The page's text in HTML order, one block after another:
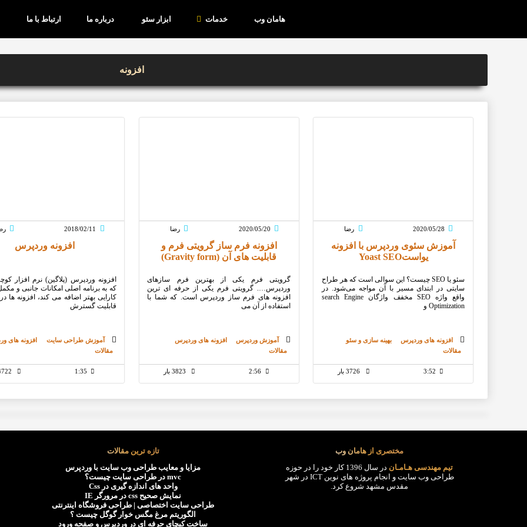
هامان وب خدمات ابزار سئو درباره ما ارتباط با ما
افزونه
2020/05/28 رضا
آموزش سئوی وردپرس با افزونه
یواستYoast SEO
سئو یا SEO چیست؟ این سوالی است که هر طراح
سایتی در ابتدای مسیر با آن مواجه می‌شود. در
واقع واژه SEO مخفف واژگان search Engine
Optimization و
افزونه های وردپرس
بهینه سازی و سئو
مقالات
3:52
2020/05/20 رضا
افزونه فرم ساز گرویتی فرم و
قابلیت های آن (Gravity form)
گرویتی فرم یکی از بهترین فرم سازهای
وردپرس…. گرویتی فرم یکی از حرفه ای ترین
افزونه های فرم ساز وردپرس است. که شما با
استفاده از آن می
آموزش وردپرس
افزونه های وردپرس
مقالات
2:56
2018/02/11
افزونه وردپرس
افزونه وردپرس (پلاگین) نرم افزار
که به برنامه اصلی امکانات جانبی و
کارایی بهتر اضافه می کند، افزونه ها
قابلیت گسترش
آموزش طراحی سایت
افزونه های
مقالات
1:35
مختصری از هامان وب
تیم مهندسی هـامـان
در سال 1396 کار خود را در حوزه
طراحی وب سایت و انجام پروژه های نوین ICT در شهر
مقدس مشهد شروع کرد.
تازه ترین مقالات
مزایا و معایب طراحی وب سایت با وردپرس
mvc در طراحی سایت چیست؟
واحد های اندازه گیری در Css
نمایش صحیح css در مرورگر IE
طراحی سایت اختصاصی | طراحی فروشگاه اینترنتی
الگوریتم مرغ مگس خوار گوگل چیست ؟
ساخت کپچای حرفه ای در وردپرس و صفحه ورود